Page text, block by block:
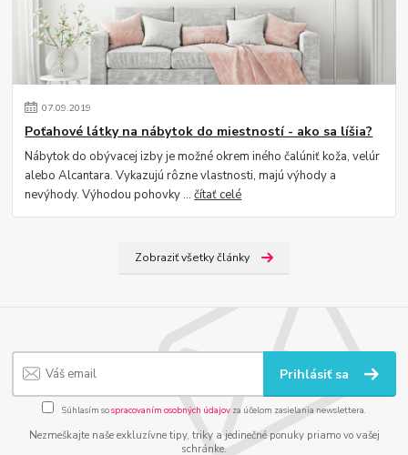
07.09.2019
Poťahové látky na nábytok do miestností - ako sa líšia?
Nábytok do obývacej izby je možné okrem iného čalúniť koža, velúr
alebo Alcantara. Vykazujú rôzne vlastnosti, majú výhody a
nevýhody. Výhodou pohovky ...čítať celé
Zobraziť všetky články
Prihlásiť sa
Súhlasím sospracovaním osobných údajov za účelom zasielania newslettera.
Nezmeškajte naše exkluzívne tipy, triky a jedinečné ponuky priamo vo vašej
schránke.